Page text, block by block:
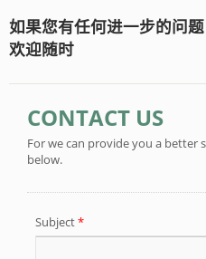
如果您有任何进一步的问
欢迎随时